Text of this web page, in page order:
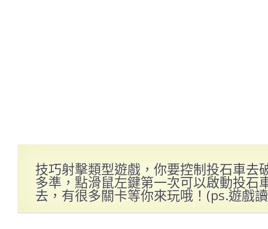
技巧射擊類型遊戲，你要控制投石車去
多準，點滑鼠左鍵第一次可以啟動投石
去，有很多關卡等你來玩哦！(ps.遊戲